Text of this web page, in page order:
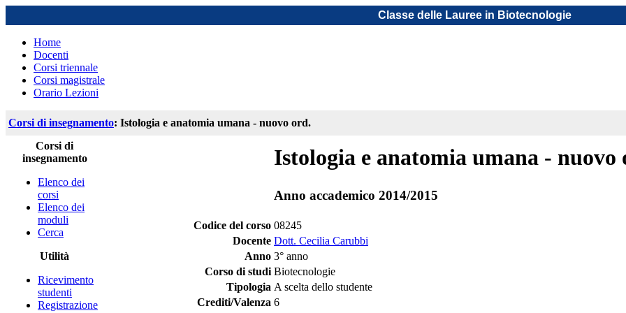
Classe delle Lauree in Biotecnologie
Home
Docenti
Corsi triennale
Corsi magistrale
Orario Lezioni
Corsi di insegnamento: Istologia e anatomia umana - nuovo ord.
Corsi di
insegnamento
Elenco dei
corsi
Elenco dei
moduli
Cerca
Utilità
Ricevimento
studenti
Registrazione
Istologia e anatomia umana - nuovo
Anno accademico 2014/2015
Codice del corso 08245
Docente Dott. Cecilia Carubbi
Anno 3° anno
Corso di studi Biotecnologie
Tipologia A scelta dello studente
Crediti/Valenza 6